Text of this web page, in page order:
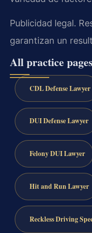
Publicidad legal.
garantizan un
All practice pages
CDL Defense Lawyer
DUI Defense Lawyer
Felony DUI Lawyer
Hit and Run Lawyer
Reckless Driving